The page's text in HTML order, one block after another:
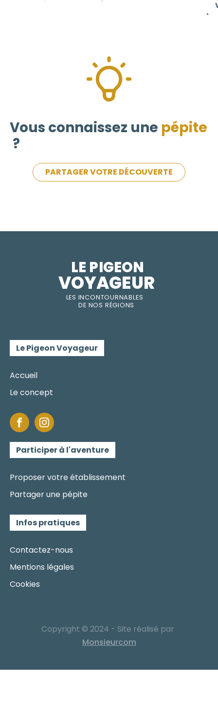
Vous connaissez une pépite
?
PARTAGER VOTRE DÉCOUVERTE
LES INCONTOURNABLES
DE NOS RÉGIONS
LE PIGEON
VOYAGEUR
Le Pigeon Voyageur
Accueil
Le concept
Participer à l'aventure
Proposer votre établissement
Partager une pépite
Infos pratiques
Contactez-nous
Mentions légales
Cookies
Copyright © 2024 - Site réalisé par
Monsieurcom